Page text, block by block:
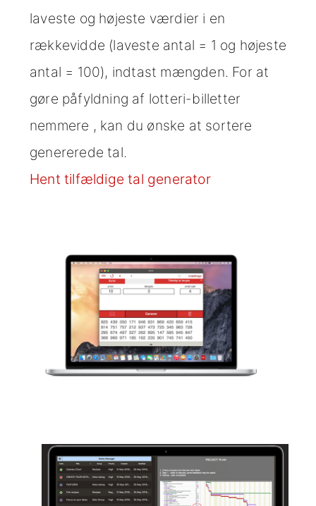
laveste og højeste værdier i en
rækkevidde (laveste antal = 1 og højeste
antal = 100), indtast mængden. For at
gøre påfyldning af lotteri-billetter
nemmere , kan du ønske at sortere
genererede tal.
Hent tilfældige tal generator